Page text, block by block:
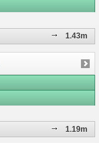
1.43m
1.19m